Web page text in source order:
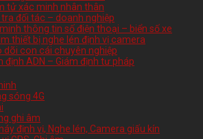
tử xác minh nhân thân
tra đối tác – doanh nghiệp
thông tin số điện thoại – biển số xe
thiết bị nghe lén định vị camera
dõi con cái chuyên nghiệp
định ADN – Giám định tư pháp
sóng 4G
ghi âm
định vị, Nghe lén, Camera giấu kín